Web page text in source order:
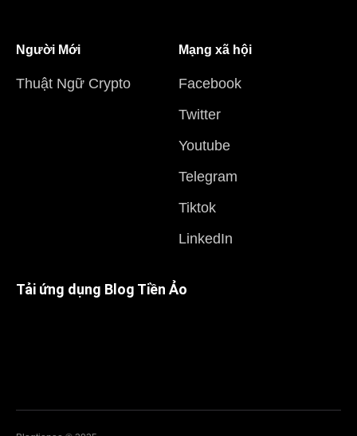
Người Mới
Thuật Ngữ Crypto
Mạng xã hội
Facebook
Twitter
Youtube
Telegram
Tiktok
LinkedIn
Tải ứng dụng Blog Tiền Ảo